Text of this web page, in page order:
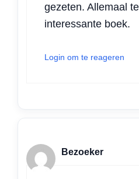
gezeten. Allemaal
interessante boek.
Login om te reageren
Bezoeker